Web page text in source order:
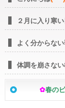
２月に入り寒
よく分からな
体調を崩さな
✿春の